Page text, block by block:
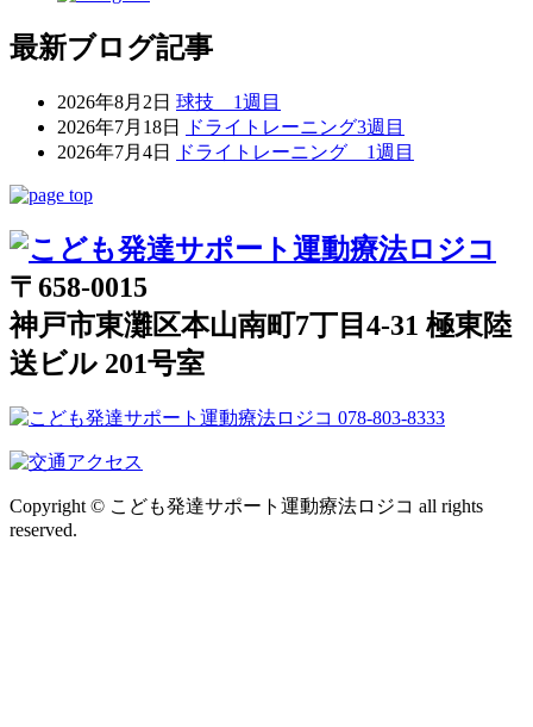
最新ブログ記事
2026年8月2日 球技 1週目
2026年7月18日
ドライトレーニング3週目
2026年7月4日
ドライトレーニング 1週目
〒658-0015
神戸市東灘区本山南町7丁目4-31 極東陸
送ビル 201号室
Copyright © こども発達サポート運動療法ロジコ all rights
reserved.